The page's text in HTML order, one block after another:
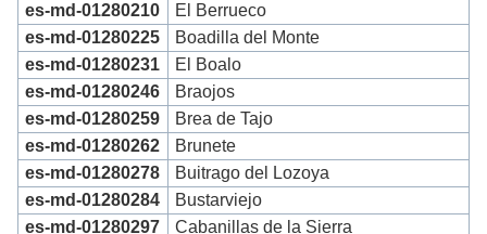
es-md-01280210
El Berrueco
es-md-01280225
Boadilla del Monte
es-md-01280231
El Boalo
es-md-01280246
Braojos
es-md-01280259
Brea de Tajo
es-md-01280262
Brunete
es-md-01280278
Buitrago del Lozoya
es-md-01280284
Bustarviejo
es-md-01280297
Cabanillas de la Sierra